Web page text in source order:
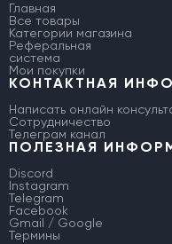
Главная
Все товары
Категории магазина
Реферальная
система
Мои покупки
КОНТАКТНАЯ
Написать онлайн
Сотрудничество
Телеграм канал
ПОЛЕЗНАЯ
Discord
Instagram
Telegram
Facebook
Gmail / Google
Термины